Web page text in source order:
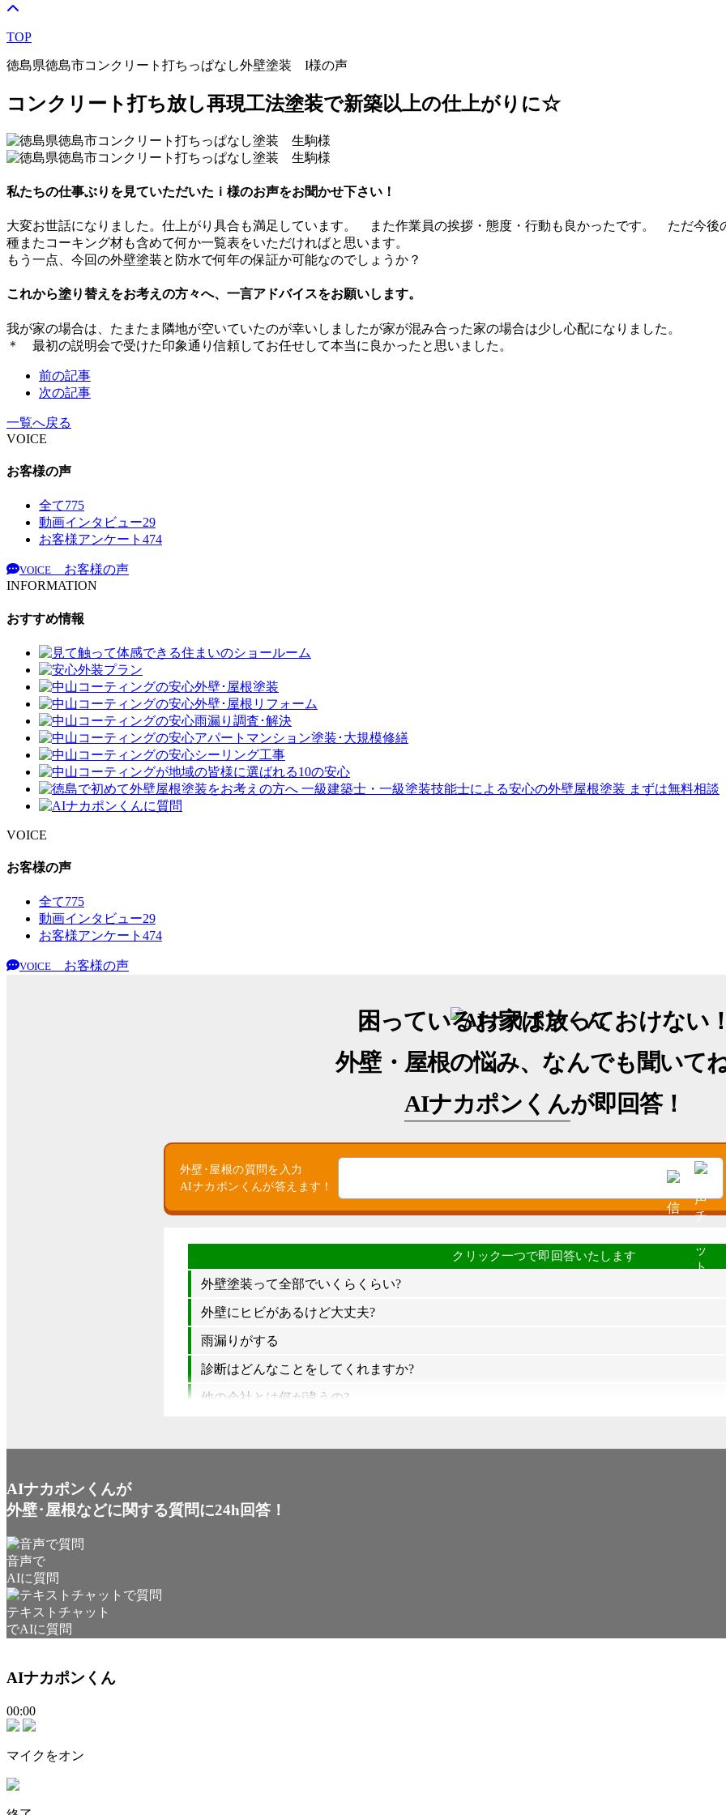
TOP
徳島県徳島市コンクリート打ちっぱなし外壁塗装 I様の声
コンクリート打ち放し再現工法塗装で新築以上の仕上がりに☆
私たちの仕事ぶりを見ていただいたｉ様のお声をお聞かせ下さい！
大変お世話になりました。仕上がり具合も満足しています。 また作業員の挨拶・態度・行動も良かったです。 ただ今後
種またコーキング材も含めて何か一覧表をいただければと思います。
もう一点、今回の外壁塗装と防水で何年の保証か可能なのでしょうか？
これから塗り替えをお考えの方々へ、一言アドバイスをお願いします。
我が家の場合は、たまたま隣地が空いていたのが幸いしましたが家が混み合った家の場合は少し心配になりました。
＊ 最初の説明会で受けた印象通り信頼してお任せして本当に良かったと思いました。
前の記事
次の記事
一覧へ戻る
VOICE
お客様の声
全て775
動画インタビュー29
お客様アンケート 474
VOICE
お客様の声
INFORMATION
おすすめ情報
VOICE
お客様の声
全て775
動画インタビュー29
お客様アンケート 474
VOICE お客様の声
困っているお家は放っておけない
外壁・屋根の悩み、なんでも聞いて
AIナカポンくんが即回答！
外壁･屋根の質問を入力
AIナカポンくんが答えます！
外壁塗装って全部でいくらくらい?
外壁にヒビがあるけど大丈夫?
雨漏りがする
診断はどんなことをしてくれますか?
他の会社とは何が違うの?
AIナカポンくんが
外壁･屋根などに関する質問に24h回答！
音声で
AIに質問
テキストチャット
でAIに質問
AIナカポンくん
00:00
マイクをオン